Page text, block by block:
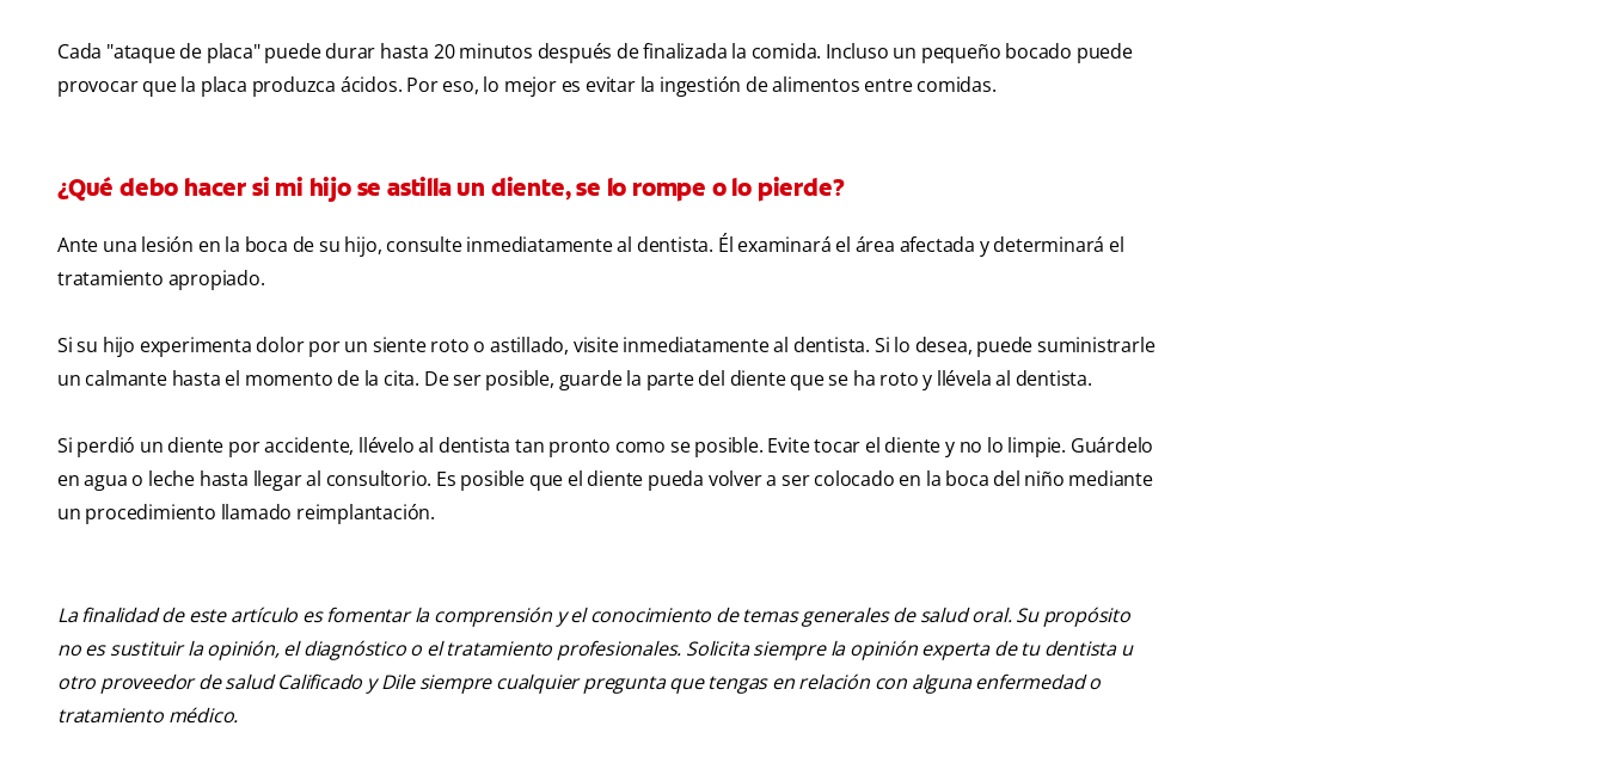
Cada "ataque de placa" puede durar hasta 20 minutos después de finalizada la comida. Incluso un pequeño bocado puede
provocar que la placa produzca ácidos. Por eso, lo mejor es evitar la ingestión de alimentos entre comidas.
¿Qué debo hacer si mi hijo se astilla un diente, se lo rompe o lo pierde?
Ante una lesión en la boca de su hijo, consulte inmediatamente al dentista. Él examinará el área afectada y determinará el
tratamiento apropiado.
Si su hijo experimenta dolor por un siente roto o astillado, visite inmediatamente al dentista. Si lo desea, puede suministrarle
un calmante hasta el momento de la cita. De ser posible, guarde la parte del diente que se ha roto y llévela al dentista.
Si perdió un diente por accidente, llévelo al dentista tan pronto como se posible. Evite tocar el diente y no lo limpie. Guárdelo
en agua o leche hasta llegar al consultorio. Es posible que el diente pueda volver a ser colocado en la boca del niño mediante
un procedimiento llamado reimplantación.
La finalidad de este artículo es fomentar la comprensión y el conocimiento de temas generales de salud oral. Su propósito
no es sustituir la opinión, el diagnóstico o el tratamiento profesionales. Solicita siempre la opinión experta de tu dentista u
otro proveedor de salud Calificado y Dile siempre cualquier pregunta que tengas en relación con alguna enfermedad o
tratamiento médico.